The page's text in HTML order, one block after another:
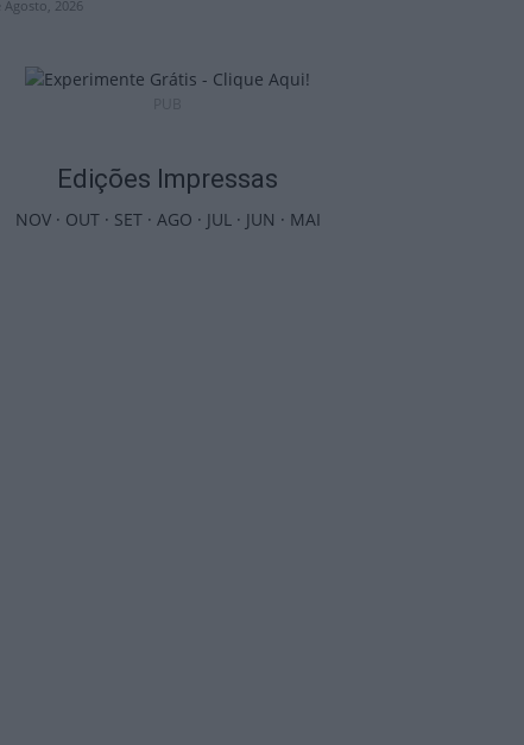
Agosto, 2026
Edições Impressas
NOV· OUT· SET· AGO · JUL· JUN · MAI